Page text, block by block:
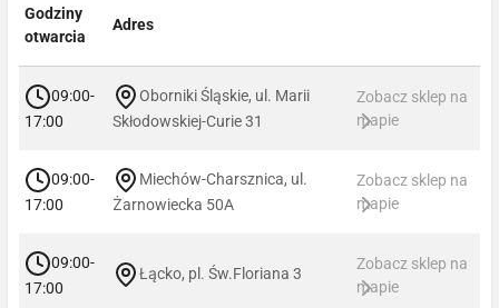
Godziny
otwarcia
Adres
09:00-
17:00
Oborniki Śląskie, ul. Marii
Skłodowskiej-Curie 31
Zobacz sklep na
mapie
09:00-
17:00
Miechów-Charsznica, ul.
Żarnowiecka 50A
Zobacz sklep na
mapie
09:00-
17:00
Łącko, pl. Św.Floriana 3
Zobacz sklep na
mapie